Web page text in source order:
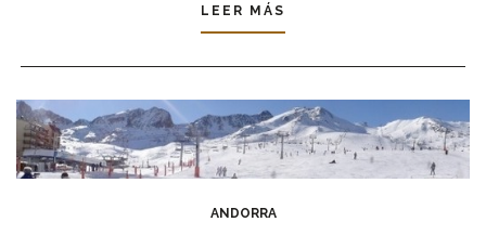
LEER MÁS
ANDORRA